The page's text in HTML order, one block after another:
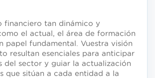
financiero tan dinámico y
el actual, el área de formación
papel fundamental. Vuestra visión
resultan esenciales para anticipar
del sector y guiar la actualización
que sitúan a cada entidad a la